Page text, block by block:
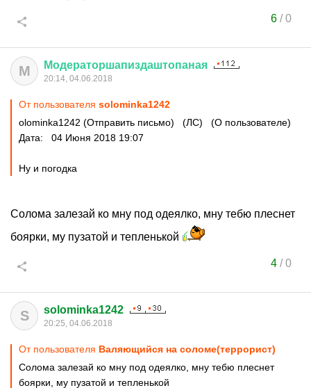
6/0
М Модераторшапиздаштопаная
20:14, 04.06.2018
От пользователя solominka1242
olominka1242 (Отправить письмо) (ЛС) (О пользователе)
Дата: 04 Июня 2018 19:07
Ну и погодка
Солома залезай ко мну под одеялко, мну тебю плеснет
боярки, му пузатой и тепленькой
4/0
S solominka1242
20:25, 04.06.2018
От пользователя Валяющийся на соломе(террорист)
Солома залезай ко мну под одеялко, мну тебю плеснет
боярки, му пузатой и тепленькой